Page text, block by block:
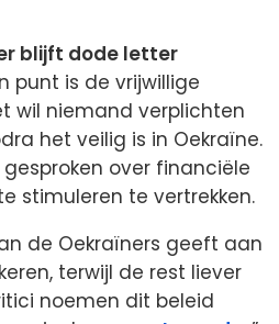
blijft dode letter
punt is de vrijwillige
wil niemand verplichten
het veilig is in Oekraïne.
over financiële
stimuleren te vertrekken.
de Oekraïners geeft aan
terwijl de rest liever
noemen dit beleid